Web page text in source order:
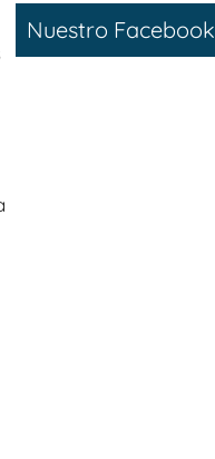
Nuestro Facebook